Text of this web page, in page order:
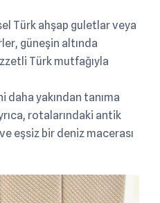
Türk ahşap guletlar veya
güneşin altında
Türk mutfağıyla
yakından tanıma
rotalarındaki antik
eşsiz bir deniz macerası